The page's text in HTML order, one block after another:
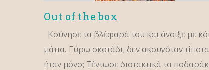
Out of the box
Κούνησε τα βλέφαρά του και άνοιξε με
μάτια. Γύρω σκοτάδι, δεν ακουγόταν
ήταν μόνο; Τέντωσε διστακτικά τα